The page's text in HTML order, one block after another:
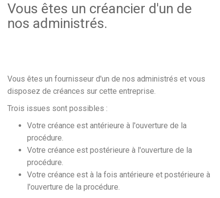
Vous êtes un créancier d'un de
nos administrés.
Vous êtes un fournisseur d'un de nos administrés et vous
disposez de créances sur cette entreprise.
Trois issues sont possibles :
Votre créance est antérieure à l'ouverture de la
procédure.
Votre créance est postérieure à l'ouverture de la
procédure.
Votre créance est à la fois antérieure et postérieure à
l'ouverture de la procédure.